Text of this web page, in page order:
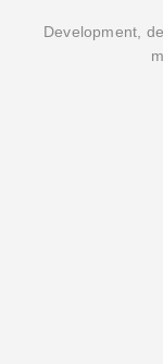
Development,